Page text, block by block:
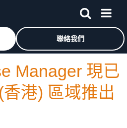
Web Services 首頁
聯絡我們
Manager 現已
港) 區域推出